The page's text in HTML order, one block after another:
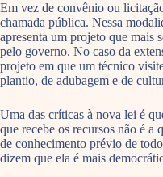
Em vez de convênio ou
chamada pública. Nessa
apresenta um projeto que mais
pelo governo. No caso da
projeto em que um técnico
plantio, de adubagem e de
Uma das críticas à nova lei é
que recebe os recursos não é
de conhecimento prévio de
dizem que ela é mais